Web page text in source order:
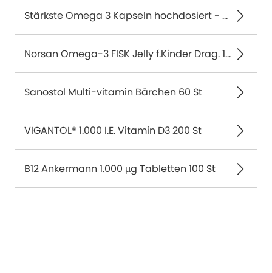
Stärkste Omega 3 Kapseln hochdosiert - White Omega® PLUS 90 St
Norsan Omega-3 FISK Jelly f.Kinder Drag. 120 St
Sanostol Multi-vitamin Bärchen 60 St
VIGANTOL® 1.000 I.E. Vitamin D3 200 St
B12 Ankermann 1.000 µg Tabletten 100 St